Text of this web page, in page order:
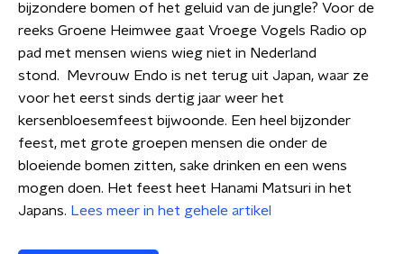
bijzondere bomen of het geluid van de jungle? Voor de
reeks Groene Heimwee gaat Vroege Vogels Radio op
pad met mensen wiens wieg niet in Nederland
stond. Mevrouw Endo is net terug uit Japan, waar ze
voor het eerst sinds dertig jaar weer het
kersenbloesemfeest bijwoonde. Een heel bijzonder
feest, met grote groepen mensen die onder de
bloeiende bomen zitten, sake drinken en een wens
mogen doen. Het feest heet Hanami Matsuri in het
Japans. Lees meer in het gehele artikel